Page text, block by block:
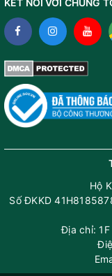
Hộ
Số ĐKKD
Địa chỉ: